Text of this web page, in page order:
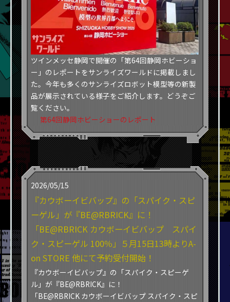
ツインメッセ静岡で開催の「第64回静岡ホビーショ
ー」のレポートをサンライズワールドに掲載しまし
た。今年も多くのサンライズロボット模型等の新製
品が展示されている様子をご紹介します。どうぞご
覧ください。
第64回静岡ホビーショーのレポート
2026/05/15
『カウボーイビバップ』の「スパイク・スピ
ーゲル」が『BE@RBRICK』に！
「BE@RBRICK カウボーイビバップ スパイ
ク・スピーゲル 100％」５月15日13時よりA-
on STORE 他にて予約受付開始！
『カウボーイビバップ』の「スパイク・スピーゲ
ル」が『BE@RBRICK』に！
「BE@RBRICK カウボーイビバップ スパイク・スピ